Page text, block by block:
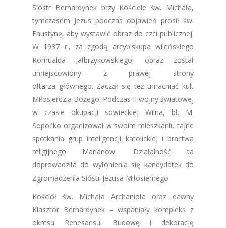
Sióstr Bernardynek przy Kościele św. Michała,
tymczasem Jezus podczas objawień prosił św.
Faustynę, aby wystawić obraz do czci publicznej.
W 1937 r., za zgodą arcybiskupa wileńskiego
Romualda Jałbrzykowskiego, obraz został
umiejscowiony z prawej strony
ołtarza głównego. Zaczął się też umacniać kult
Miłosierdzia Bożego. Podczas II wojny światowej
w czasie okupacji sowieckiej Wilna, bł. M.
Sopoćko organizował w swoim mieszkaniu tajne
spotkania grup inteligencji katolickiej i bractwa
religijnego Marianów. Działalność ta
doprowadziła do wyłonienia się kandydatek do
Zgromadzenia Sióstr Jezusa Miłosiernego.
Kościół św. Michała Archanioła oraz dawny
Klasztor Bernardynek – wspaniały kompleks z
okresu Renesansu. Budowę i dekorację